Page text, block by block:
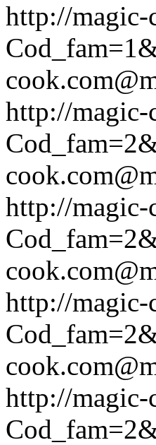
http://magic-
http://magic-
http://magic-
http://magic-
http://magic-